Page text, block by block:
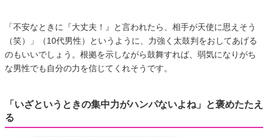
「不安なときに『大丈夫！』と言われたら、相手が天使に思えそう
（笑）」（10代男性）というように、力強く太鼓判をおしてあげる
のもいいでしょう。根拠を示しながら鼓舞すれば、弱気になりがち
な男性でも自分の力を信じてくれそうです。
「いざというときの集中力がハンパないよね」と褒めたたえ
る